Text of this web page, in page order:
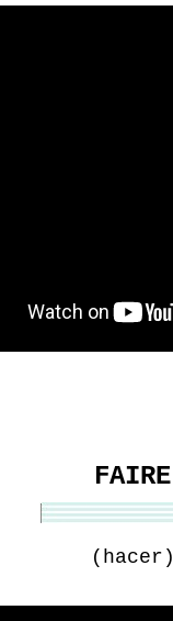
FAIRE
(hacer)